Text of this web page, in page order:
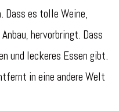
Dass es tolle Weine,
hervorbringt. Dass
und leckeres Essen gibt.
in eine andere Welt